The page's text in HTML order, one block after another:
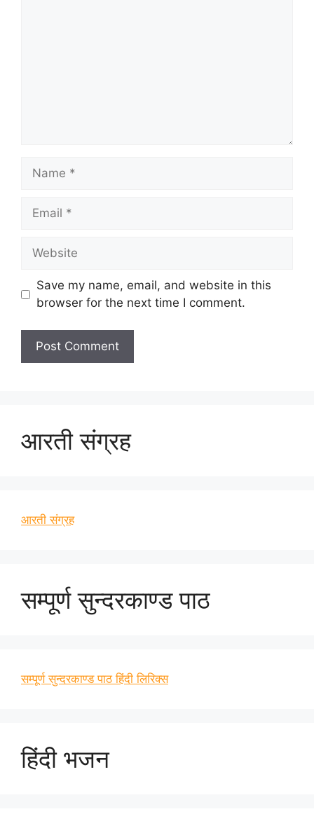
Name
Email
Website
Save my name, email, and website in this
browser for the next time I comment.
आरती संग्रह
आरती संग्रह
सम्पूर्ण सुन्दरकाण्ड पाठ
सम्पूर्ण सुन्दरकाण्ड पाठ हिंदी लिरिक्स
हिंदी भजन